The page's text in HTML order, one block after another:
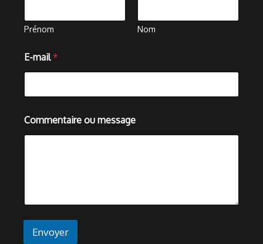
Prénom Nom
m
e
s
g
e
o
E-mail *
Commentaire ou message
Envoyer